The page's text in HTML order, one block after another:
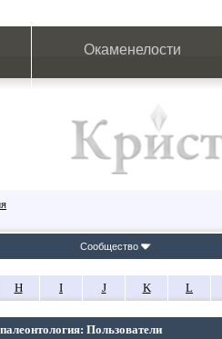
Окаменелости
Сообщество
H I J K L
Пользователи